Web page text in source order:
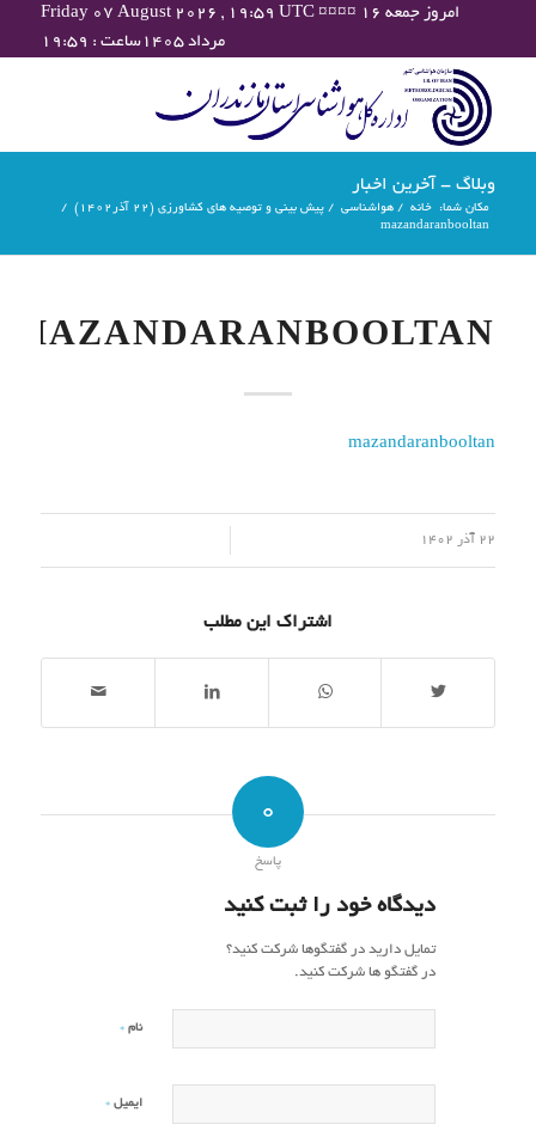
Friday 07 August 2026 , 19:59 UTC ¤¤¤¤ امروز جمعه ۱۶
مرداد ۱۴۰۵ساعت : ۱۹:۵۹
وبلاگ - آخرین اخبار
مکان شما: خانه / هواشناسی / پیش بینی و توصیه های کشاورزی (22 آذر۱۴۰۲)
/
mazandaranbooltan
MAZANDARANBOOLTAN
mazandaranbooltan
22 آذر 1402
اشتراک این مطلب
0
پاسخ
دیدگاه خود را ثبت کنید
تمایل دارید در گفتگوها شرکت کنید؟
در گفتگو ها شرکت کنید.
نام *
ایمیل *